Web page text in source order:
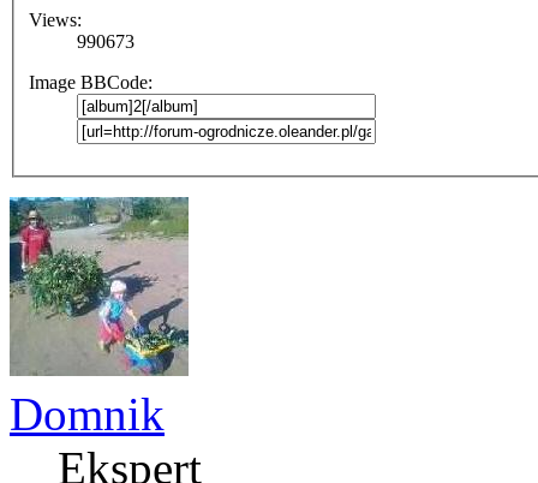
Views:
990673
Image BBCode:
Domnik
Ekspert